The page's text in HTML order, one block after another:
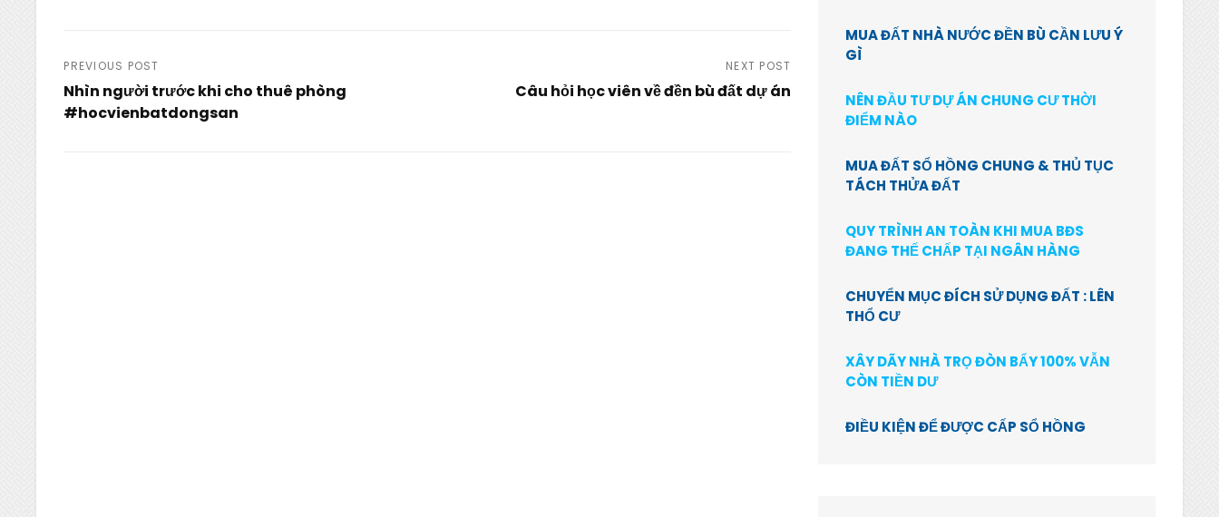
Post
navigation
PREVIOUS POST
Nhìn người trước khi cho thuê phòng
#hocvienbatdongsan
NEXT POST
Câu hỏi học viên về đền bù đất dự án
MUA ĐẤT NHÀ NƯỚC ĐỀN BÙ CẦN LƯU Ý
GÌ
NÊN ĐẦU TƯ DỰ ÁN CHUNG CƯ THỜI
ĐIỂM NÀO
MUA ĐẤT SỔ HỒNG CHUNG & THỦ TỤC
TÁCH THỬA ĐẤT
QUY TRÌNH AN TOÀN KHI MUA BĐS
ĐANG THẾ CHẤP TẠI NGÂN HÀNG
CHUYỂN MỤC ĐÍCH SỬ DỤNG ĐẤT : LÊN
THỔ CƯ
XÂY DÃY NHÀ TRỌ ĐÒN BẨY 100% VẪN
CÒN TIỀN DƯ
ĐIỀU KIỆN ĐỂ ĐƯỢC CẤP SỔ HỒNG